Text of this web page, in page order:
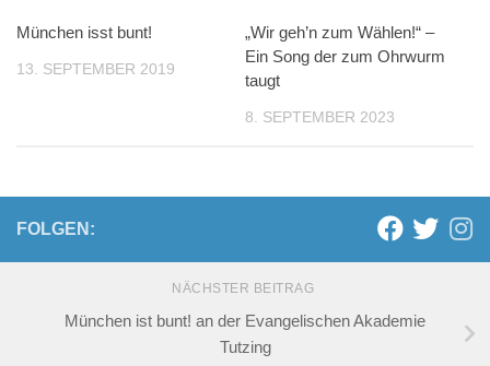
München isst bunt!
13. SEPTEMBER 2019
„Wir geh’n zum Wählen!“ –
Ein Song der zum Ohrwurm
taugt
8. SEPTEMBER 2023
FOLGEN:
NÄCHSTER BEITRAG
München ist bunt! an der Evangelischen Akademie
Tutzing